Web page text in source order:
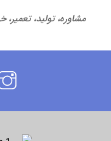
مشاوره، تولید،